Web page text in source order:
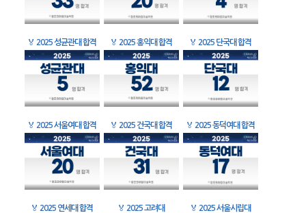
🏅 2025 성균관대 합격 🏅 2025 홍익대 합격 🏅 2025 단국대 합격
🏅 2025 서울여대 합격 🏅 2025 건국대 합격 🏅 2025 동덕여대 합격
🏅 2025 연세대 합격 🏅 2025 고려대 🏅 2025 서울시립대